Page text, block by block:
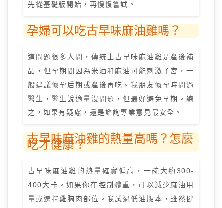
先從基礎版開始，再慢慢嘗試。
孕婦可以吃古早味麻油雞嗎？
這問題很多人問，傳統上古早味麻油雞是產後補
品，但孕期間因為米酒和麻油可能刺激子宮，一
般建議懷孕后期或產後再吃。我朋友懷孕時問過
醫生，醫生說適量沒問題，但最好避免早期。總
之，如果有疑慮，還是諮詢專業意見最安全。
古早味麻油雞的熱量高嗎？怎麼
吃才健康？
古早味麻油雞的熱量確實偏高，一碗大約300-
400大卡。如果你在控制體重，可以減少麻油用
量或選擇雞胸肉部位。我試過低油版本，雖然健